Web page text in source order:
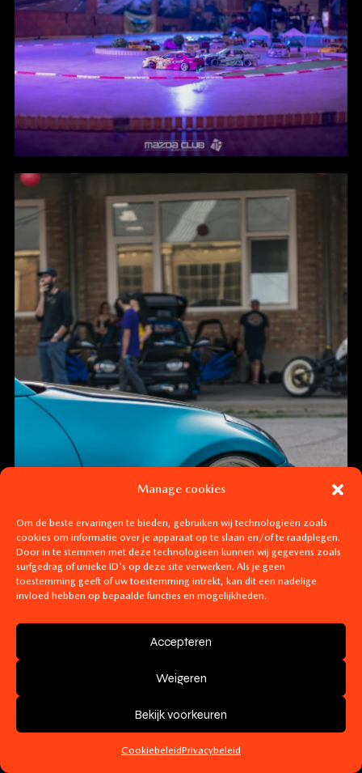
Manage cookies
Om de beste ervaringen te bieden, gebruiken wij technologieën zoals
cookies om informatie over je apparaat op te slaan en/of te raadplegen.
Door in te stemmen met deze technologieën kunnen wij gegevens zoals
surfgedrag of unieke ID's op deze site verwerken. Als je geen
toestemming geeft of uw toestemming intrekt, kan dit een nadelige
invloed hebben op bepaalde functies en mogelijkheden.
Accepteren
Weigeren
Bekijk voorkeuren
CookiebeleidPrivacybeleid